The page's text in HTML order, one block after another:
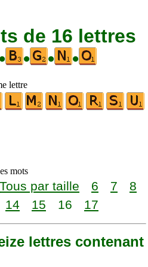
de 16 lettres
• • • •
lettre
mots
Tous par taille 6 7
8
14 15 16 17
lettres contenant